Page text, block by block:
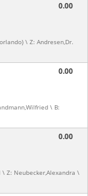
\ Z: Andresen,Dr.
0.00
\ B:
0.00
Z: Neubecker,Alexandra \
0.00